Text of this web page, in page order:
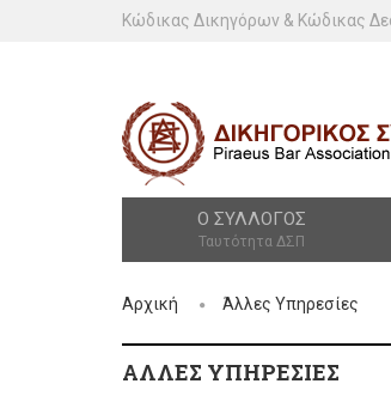
Κώδικας Δικηγόρων & Κώδικας
Ο ΣΎΛΛΟΓΟΣ
Ταυτότητα ΔΣΠ
Αρχική Άλλες Υπηρεσίες
ΆΛΛΕΣ ΥΠΗΡΕΣΊΕΣ